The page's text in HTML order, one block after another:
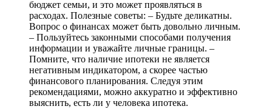
бюджет семьи, и это может проявляться в
расходах. Полезные советы: – Будьте деликатны.
Вопрос о финансах может быть довольно личным.
– Пользуйтесь законными способами получения
информации и уважайте личные границы. –
Помните, что наличие ипотеки не является
негативным индикатором, а скорее частью
финансового планирования. Следуя этим
рекомендациями, можно аккуратно и эффективно
выяснить, есть ли у человека ипотека.